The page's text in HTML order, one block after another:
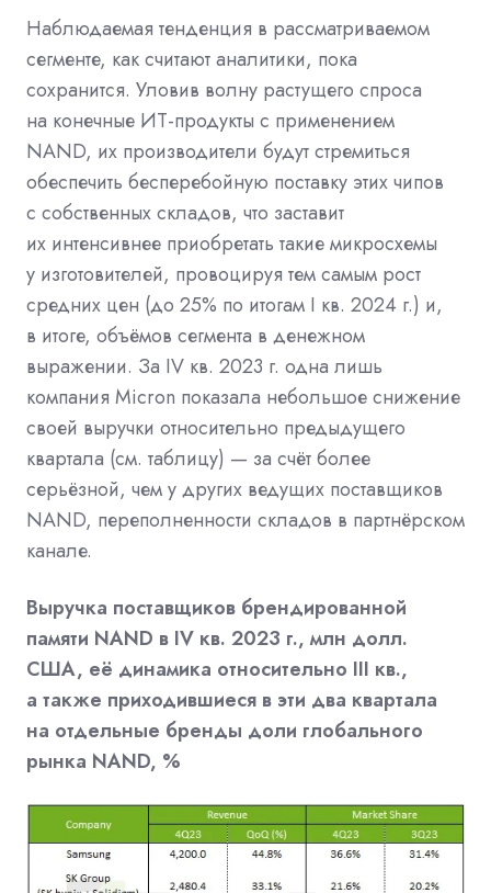
Наблюдаемая тенденция в рассматриваемом
сегменте, как считают аналитики, пока
сохранится. Уловив волну растущего спроса
на конечные ИТ-продукты с применением
NAND, их производители будут стремиться
обеспечить бесперебойную поставку этих чипов
с собственных складов, что заставит
их интенсивнее приобретать такие микросхемы
у изготовителей, провоцируя тем самым рост
средних цен (до 25% по итогам I кв. 2024 г.) и,
в итоге, объёмов сегмента в денежном
выражении. За IV кв. 2023 г. одна лишь
компания Micron показала небольшое снижение
своей выручки относительно предыдущего
квартала (см. таблицу) — за счёт более
серьёзной, чем у других ведущих поставщиков
NAND, переполненности складов в партнёрском
канале.
Выручка поставщиков брендированной
памяти NAND в IV кв. 2023 г., млн долл.
США, её динамика относительно III кв.,
а также приходившиеся в эти два квартала
на отдельные бренды доли глобального
рынка NAND, %